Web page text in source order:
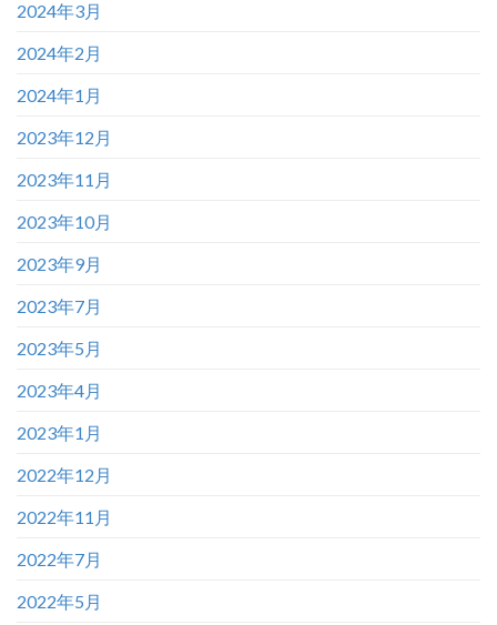
2024年3月
2024年2月
2024年1月
2023年12月
2023年11月
2023年10月
2023年9月
2023年7月
2023年5月
2023年4月
2023年1月
2022年12月
2022年11月
2022年7月
2022年5月